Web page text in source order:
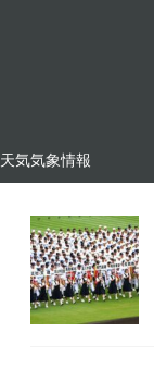
天気気象情報